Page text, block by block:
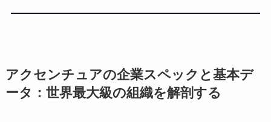
アクセンチュアの企業スペックと基本デ
ータ：世界最大級の組織を解剖する